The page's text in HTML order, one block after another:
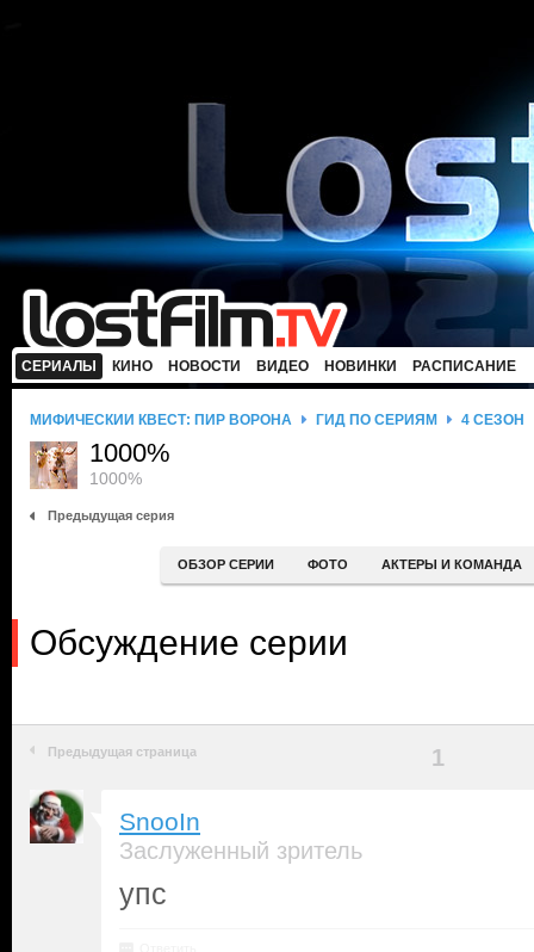
СЕРИАЛЫ КИНО НОВОСТИ ВИДЕО НОВИНКИ РАСПИСАНИЕ
МИФИЧЕСКИЙ КВЕСТ: ПИР ВОРОНА ГИД ПО СЕРИЯМ 4 СЕЗОН
1000%
1000%
Предыдущая серия
ОБЗОР СЕРИИ ФОТО АКТЕРЫ И КОМАНДА
Обсуждение серии
Предыдущая страница 1
SnooIn
Заслуженный зритель
упс